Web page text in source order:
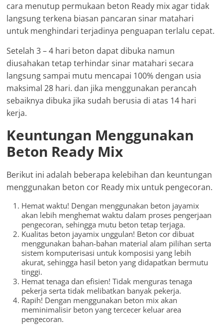
cara menutup permukaan beton Ready mix agar tidak
langsung terkena biasan pancaran sinar matahari
untuk menghindari terjadinya penguapan terlalu cepat.
Setelah 3 – 4 hari beton dapat dibuka namun
diusahakan tetap terhindar sinar matahari secara
langsung sampai mutu mencapai 100% dengan usia
maksimal 28 hari. dan jika menggunakan perancah
sebaiknya dibuka jika sudah berusia di atas 14 hari
kerja.
Keuntungan Menggunakan
Beton Ready Mix
Berikut ini adalah beberapa kelebihan dan keuntungan
menggunakan beton cor Ready mix untuk pengecoran.
Hemat waktu! Dengan menggunakan beton jayamix
akan lebih menghemat waktu dalam proses pengerjaan
pengecoran, sehingga mutu beton tetap terjaga.
Kualitas beton jayamix unggulan! Beton cor dibuat
menggunakan bahan-bahan material alam pilihan serta
sistem komputerisasi untuk komposisi yang lebih
akurat, sehingga hasil beton yang didapatkan bermutu
tinggi.
Hemat tenaga dan efisien! Tidak menguras tenaga
pekerja serta tidak melibatkan banyak pekerja.
Rapih! Dengan menggunakan beton mix akan
meminimalisir beton yang tercecer keluar area
pengecoran.